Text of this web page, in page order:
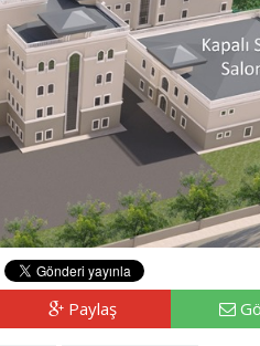
Paylaş